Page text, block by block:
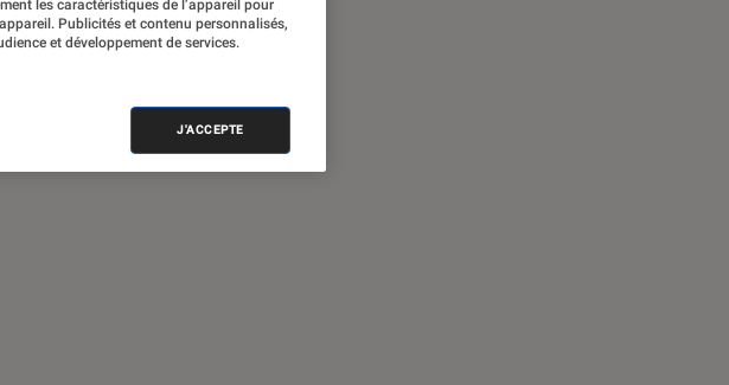
les caractéristiques de l’appareil pour
Publicités et contenu personnalisés,
et développement de services.
J'ACCEPTE